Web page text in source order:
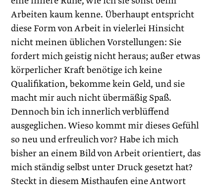
Arbeiten kaum kenne. Überhaupt entspricht
diese Form von Arbeit in vielerlei Hinsicht
nicht meinen üblichen Vorstellungen: Sie
fordert mich geistig nicht heraus; außer etwas
körperlicher Kraft benötige ich keine
Qualifikation, bekomme kein Geld, und sie
macht mir auch nicht übermäßig Spaß.
Dennoch bin ich innerlich verblüffend
ausgeglichen. Wieso kommt mir dieses Gefühl
so neu und erfreulich vor? Habe ich mich
bisher an einem Bild von Arbeit orientiert, das
mich ständig selbst unter Druck gesetzt hat?
Steckt in diesem Misthaufen eine Antwort